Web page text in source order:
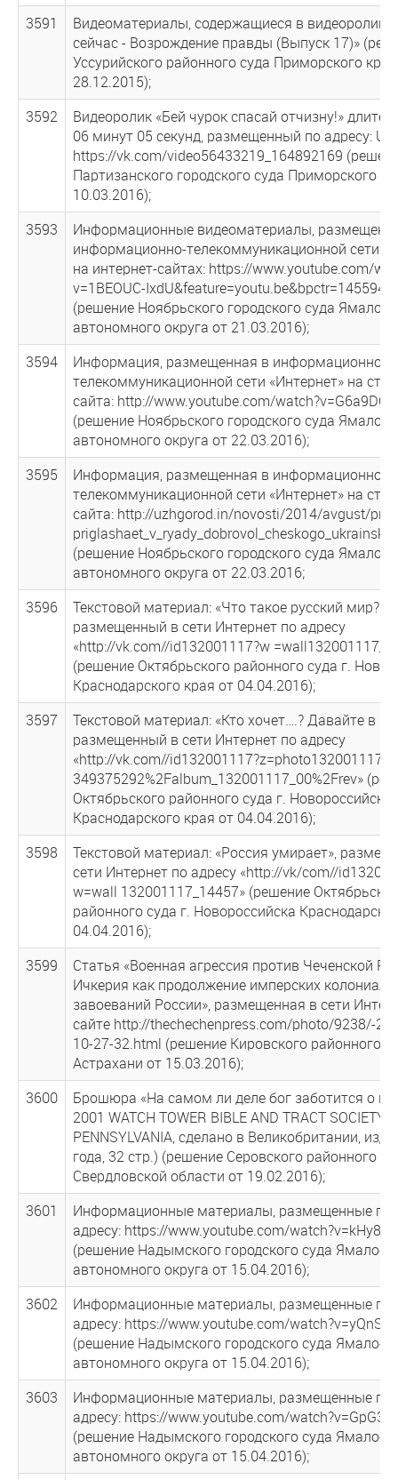
3591
Видеоматериалы, содержащиеся в видеоролике
сейчас - Возрождение правды (Выпуск 17)»
Уссурийского районного суда Приморского
28.12.2015);
3592
Видеоролик «Бей чурок спасай отчизну!»
06 минут 05 секунд, размещенный по адресу:
https://vk.com/video56433219_164892169
Партизанского городского суда Приморского
10.03.2016);
3593
Информационные видеоматериалы,
информационно-телекоммуникационной сети
на интернет-сайтах: https://www.youtube.com/
v=1BEOUC-
(решение Ноябрьского городского суда Ямало-
автономного округа от 21.03.2016);
3594
Информация, размещенная в информационно-
телекоммуникационной сети «Интернет» на
сайта: http://www.youtube.com/
(решение Ноябрьского городского суда Ямало-
автономного округа от 22.03.2016);
3595
Информация, размещенная в информационно-
телекоммуникационной сети «Интернет» на
сайта: http://uzhgorod.in/novosti/2014/avgust/
(решение Ноябрьского городского суда Ямало-
автономного округа от 22.03.2016;
3596
Текстовой материал: «Что такое русский мир?»,
размещенный в сети Интернет по адресу
«http://vk.com//id132001117?w
(решение Октябрьского районного суда г.
Краснодарского края от 04.04.2016);
3597
Текстовой материал: «Кто хочет….? Давайте в
размещенный в сети Интернет по адресу
«http://vk.com//id132001117?z=photo132001117_
349375292%2Falbum_132001117_00%2Frev»
Октябрьского районного суда г. Новороссийска
Краснодарского края от 04.04.2016);
3598
Текстовой материал: «Россия умирает»,
сети Интернет по адресу «http://vk/com//
w=wall 132001117_14457» (решение
районного суда г. Новороссийска
04.04.2016);
3599
Статья «Военная агрессия против Чеченской
Ичкерия как продолжение имперских
завоеваний России», размещенная в сети
сайте http://thechechenpress.com/photo/9238/-
10-27-32.html (решение Кировского районного
Астрахани от 15.03.2016);
3600
Брошюра «На самом ли деле бог заботится о
2001 WATCH TOWER BIBLE AND TRACT SOCIETY
PENNSYLVANIA, сделано в Великобритании,
года, 32 стр.) (решение Серовского районного
Свердловской области от 19.02.2016);
3601
Информационные материалы, размещенные по
адресу: https://www.youtube.com/
(решение Надымского городского суда Ямало-
автономного округа от 15.04.2016);
3602
Информационные материалы, размещенные по
адресу: https://www.youtube.com/
(решение Надымского городского суда Ямало-
автономного округа от 15.04.2016);
3603
Информационные материалы, размещенные по
адресу: https://www.youtube.com/
(решение Надымского городского суда Ямало-
автономного округа от 15.04.2016);